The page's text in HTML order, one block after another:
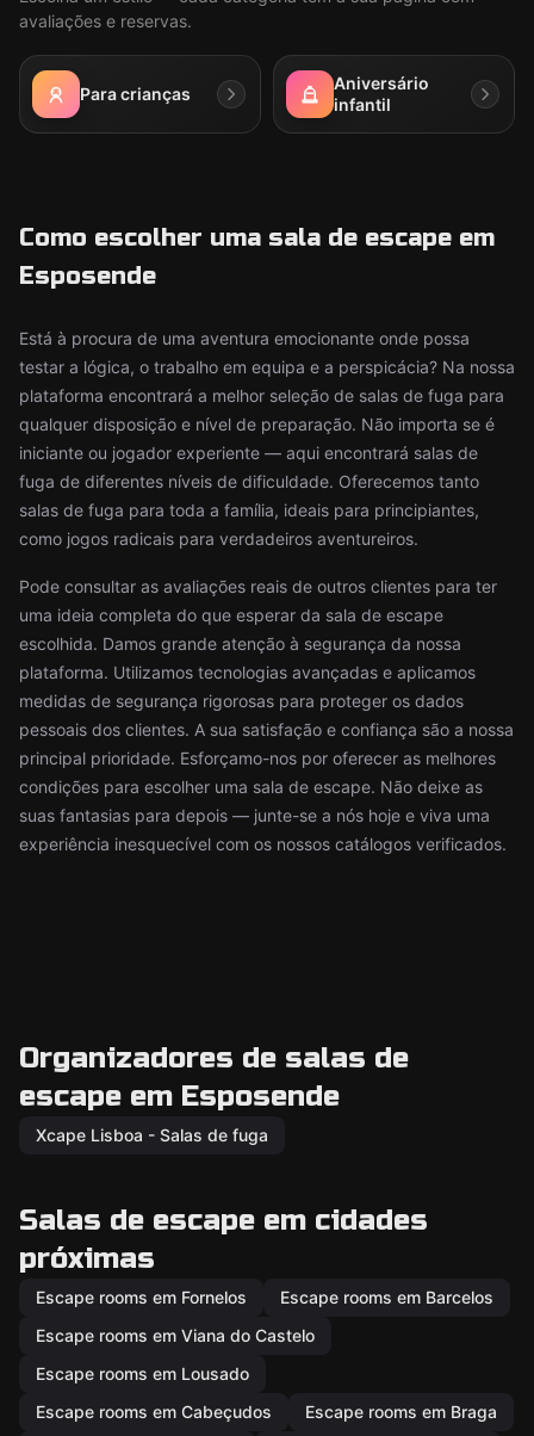
avaliações e reservas.
Para crianças
Aniversário
infantil
Como escolher uma sala de escape em
Esposende
Está à procura de uma aventura emocionante onde possa
testar a lógica, o trabalho em equipa e a perspicácia? Na nossa
plataforma encontrará a melhor seleção de salas de fuga para
qualquer disposição e nível de preparação. Não importa se é
iniciante ou jogador experiente — aqui encontrará salas de
fuga de diferentes níveis de dificuldade. Oferecemos tanto
salas de fuga para toda a família, ideais para principiantes,
como jogos radicais para verdadeiros aventureiros.
Pode consultar as avaliações reais de outros clientes para ter
uma ideia completa do que esperar da sala de escape
escolhida. Damos grande atenção à segurança da nossa
plataforma. Utilizamos tecnologias avançadas e aplicamos
medidas de segurança rigorosas para proteger os dados
pessoais dos clientes. A sua satisfação e confiança são a nossa
principal prioridade. Esforçamo-nos por oferecer as melhores
condições para escolher uma sala de escape. Não deixe as
suas fantasias para depois — junte-se a nós hoje e viva uma
experiência inesquecível com os nossos catálogos verificados.
Organizadores de salas de
escape em Esposende
Xcape Lisboa - Salas de fuga
Salas de escape em cidades
próximas
Escape rooms em Fornelos
Escape rooms em Barcelos
Escape rooms em Viana do Castelo
Escape rooms em Lousado
Escape rooms em Cabeçudos
Escape rooms em Braga